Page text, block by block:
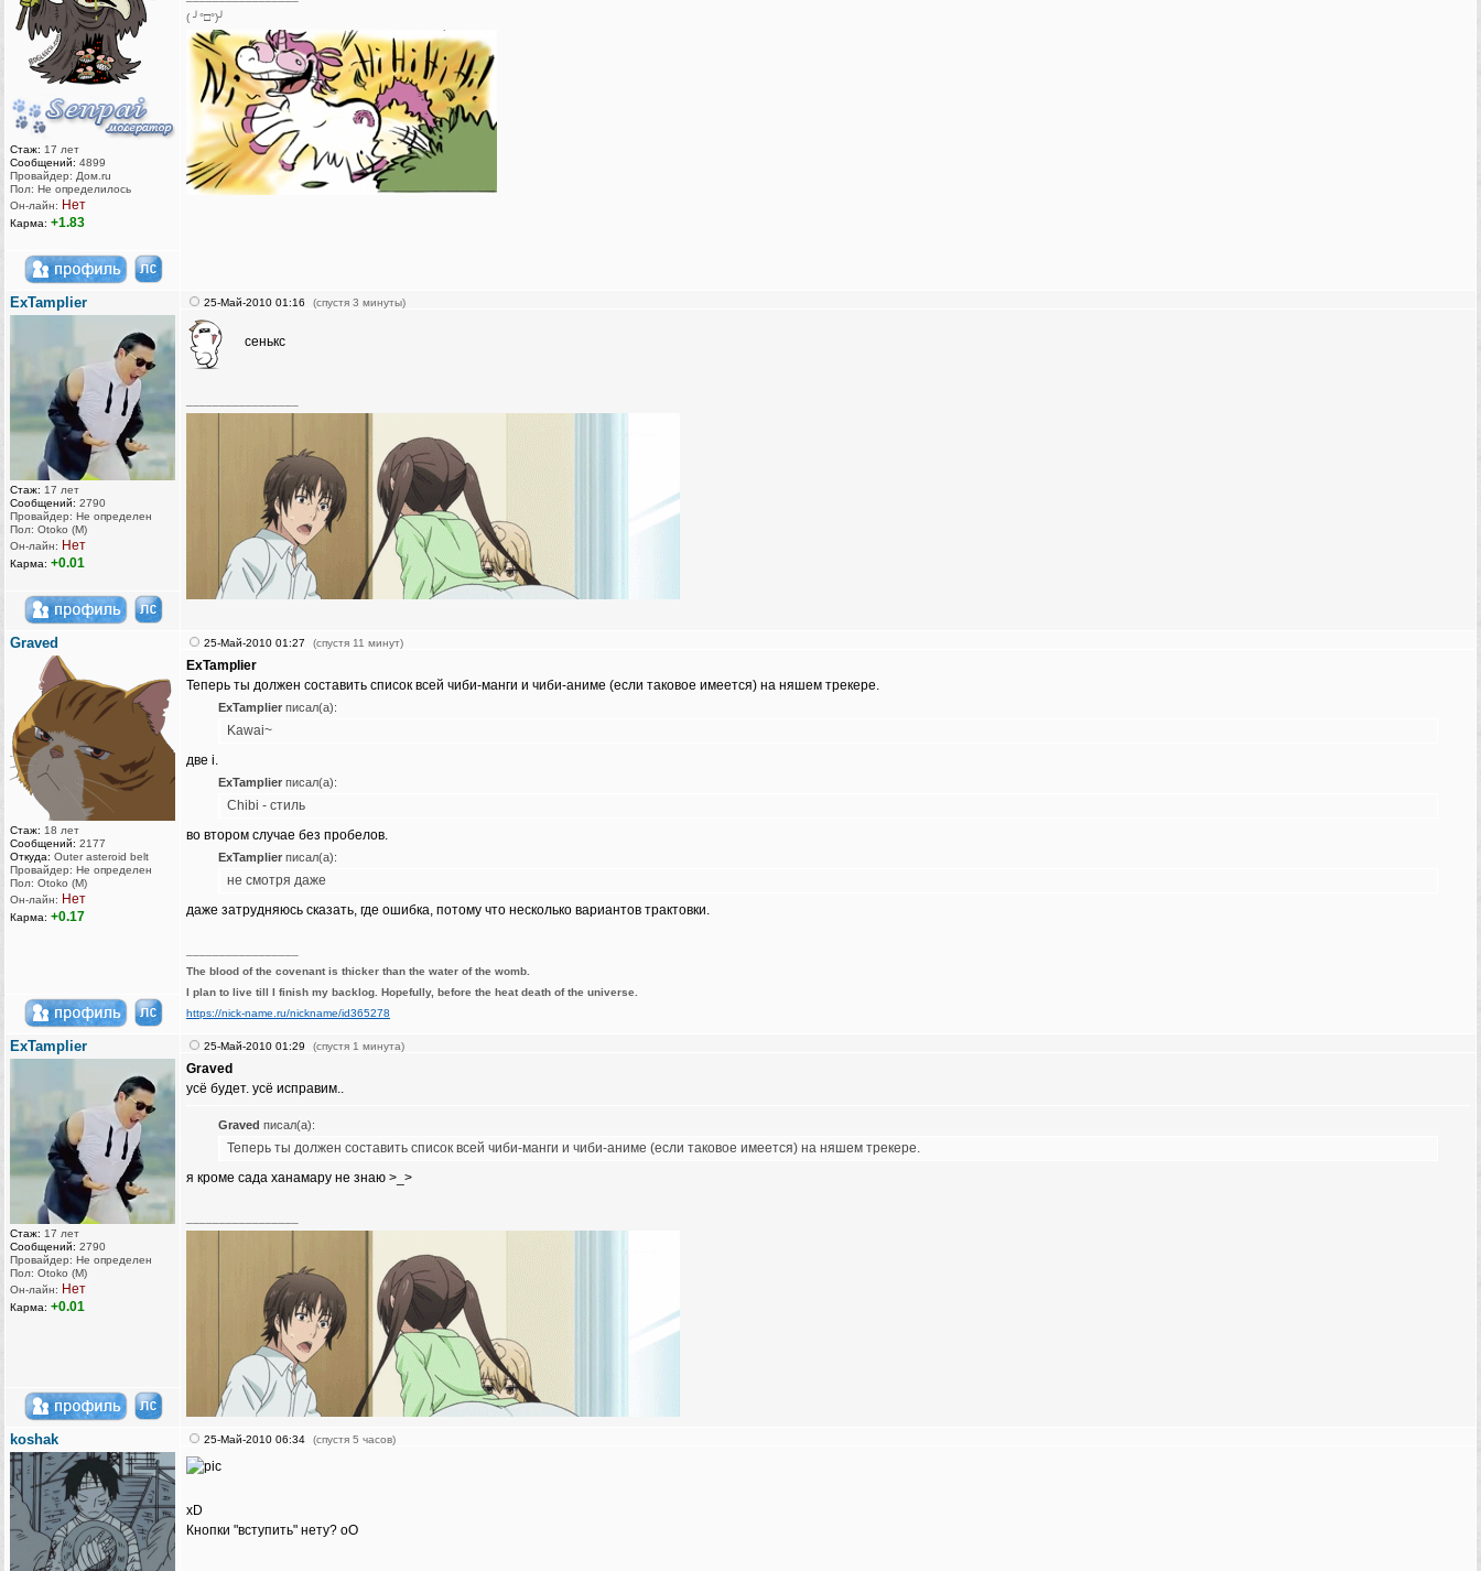
Стаж: 17 лет
Сообщений: 4899
Провайдер: Дом.ru
Пол: Не определилось
Он-лайн: Нет
Карма: +1.83
( ╯°□°)╯
ExTamplier
Стаж: 17 лет
Сообщений: 2790
Провайдер: Не определен
Пол: Otoko (M)
Он-лайн: Нет
Карма: +0.01
25-Май-2010 01:16 (спустя 3 минуты)
сенькс
Graved
Стаж: 18 лет
Сообщений: 2177
Откуда: Outer asteroid belt
Провайдер: Не определен
Пол: Otoko (M)
Он-лайн: Нет
Карма: +0.17
25-Май-2010 01:27 (спустя 11 минут)
ExTamplier
Теперь ты должен составить список всей чиби-манги и чиби-аниме (если таковое имеется) на няшем трекере.
ExTamplier писал(а):
Kawai~
две i.
ExTamplier писал(а):
Chibi - стиль
во втором случае без пробелов.
ExTamplier писал(а):
не смотря даже
даже затрудняюсь сказать, где ошибка, потому что несколько вариантов трактовки.
The blood of the covenant is thicker than the water of the womb.
I plan to live till I finish my backlog. Hopefully, before the heat death of the universe.
https://nick-name.ru/nickname/id365278
ExTamplier
Стаж: 17 лет
Сообщений: 2790
Провайдер: Не определен
Пол: Otoko (M)
Он-лайн: Нет
Карма: +0.01
25-Май-2010 01:29 (спустя 1 минута)
Graved
усё будет. усё исправим..
Graved писал(а):
Теперь ты должен составить список всей чиби-манги и чиби-аниме (если таковое имеется) на няшем трекере.
я кроме сада ханамару не знаю >_>
koshak 25-Май-2010 06:34 (спустя 5 часов)
xD
Кнопки "вступить" нету? оО